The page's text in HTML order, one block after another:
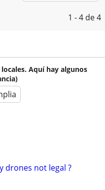
1 - 4 de 4
Aquí hay algunos
drones not legal ?